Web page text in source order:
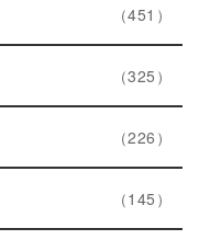
451
325
226
145